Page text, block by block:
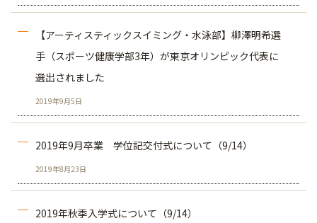
【アーティスティックスイミング・水泳部】柳澤明希選
手（スポーツ健康学部3年）が東京オリンピック代表に
選出されました
2019年9月5日
2019年9月卒業 学位記交付式について（9/14）
2019年8月23日
2019年秋季入学式について（9/14）